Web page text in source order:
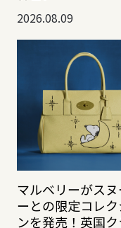
2026.08.09
マルベリーがス
ーとの限定コレク
ンを発売！英国